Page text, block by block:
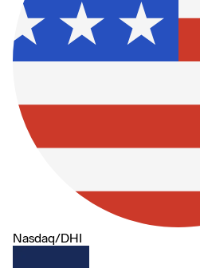
Nasdaq/DHI